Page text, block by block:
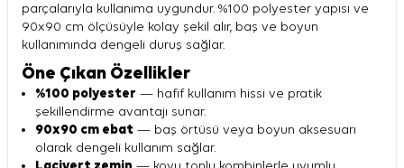
parçalarıyla kullanıma uygundur. %100 polyester yapısı ve
90x90 cm ölçüsüyle kolay şekil alır, baş ve boyun
kullanımında dengeli duruş sağlar.
Öne Çıkan Özellikler
%100 polyester — hafif kullanım hissi ve pratik
şekillendirme avantajı sunar.
90x90 cm ebat — baş örtüsü veya boyun aksesuarı
olarak dengeli kullanım sağlar.